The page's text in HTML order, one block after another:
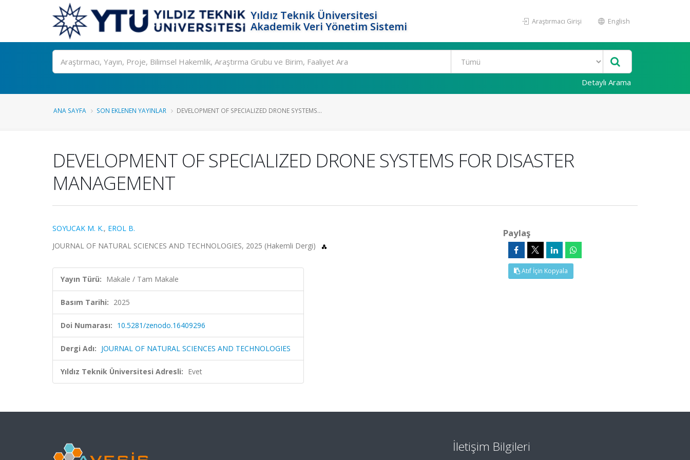
Yıldız Teknik Üniversitesi
Akademik Veri Yönetim Sistemi
Araştırmacı Girişi English
Ara
Detaylı Arama
ANA SAYFA SON EKLENEN YAYINLAR DEVELOPMENT OF SPECIALIZED DRONE SYSTEMS...
DEVELOPMENT OF SPECIALIZED DRONE SYSTEMS FOR DISASTER
MANAGEMENT
SOYUCAK M. K., EROL B.
JOURNAL OF NATURAL SCIENCES AND TECHNOLOGIES, 2025 (Hakemli Dergi)
Yayın Türü: Makale / Tam Makale
Basım Tarihi: 2025
Doi Numarası: 10.5281/zenodo.16409296
Dergi Adı: JOURNAL OF NATURAL SCIENCES AND TECHNOLOGIES
Yıldız Teknik Üniversitesi Adresli: Evet
Paylaş
Atıf İçin Kopyala
İletişim Bilgileri